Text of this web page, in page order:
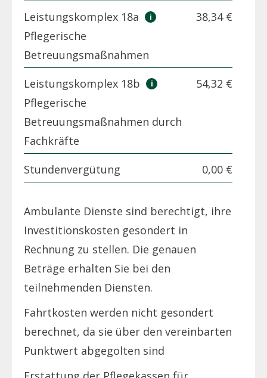
Leistungskomplex 18a
Pflegerische
Betreuungsmaßnahmen
38,34 €
Leistungskomplex 18b
Pflegerische
Betreuungsmaßnahmen durch
Fachkräfte
54,32 €
Stundenvergütung 0,00 €
Ambulante Dienste sind berechtigt, ihre
Investitionskosten gesondert in
Rechnung zu stellen. Die genauen
Beträge erhalten Sie bei den
teilnehmenden Diensten.
Fahrtkosten werden nicht gesondert
berechnet, da sie über den vereinbarten
Punktwert abgegolten sind